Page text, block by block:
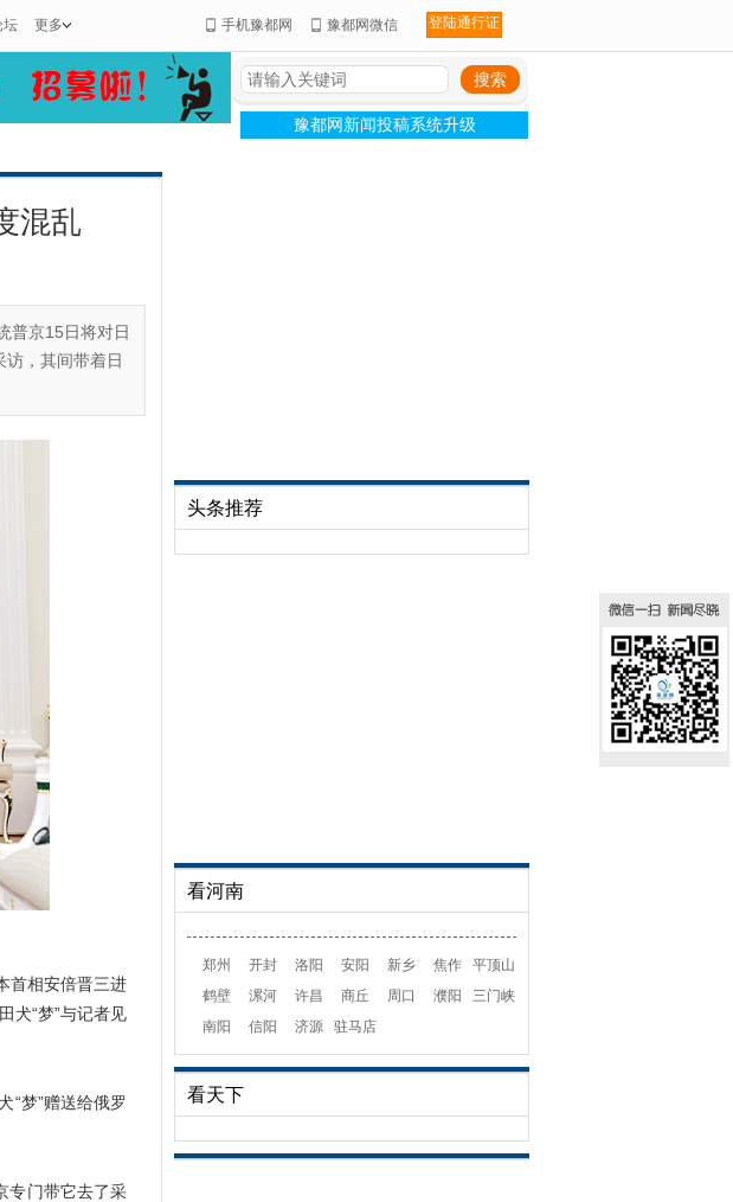
坛 更多 手机豫都网 豫都网微信 登陆通行证
豫都网新闻投稿系统升级
混乱
普京15日将对日
，其间带着日
首相安倍晋三进
犬“梦”与记者见
“梦”赠送给俄罗
专门带它去了采
头条推荐
看河南
郑州 开封 洛阳 安阳 新乡 焦作
平顶山
鹤壁
漯河 许昌 商丘 周口 濮阳
三门峡
南阳
信阳 济源 驻马店
看天下